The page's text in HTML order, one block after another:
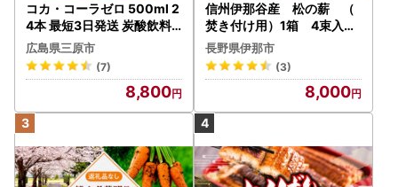
コカ・コーラゼロ 500ml 2
4本 最短3日発送 炭酸飲料
ペットボトル 糖質ゼロ コー
ク コーラ 飲料 ソフトドリ
ンク 広島県 三原市 014070
広島県三原市
(7)
8,800
信州伊那谷産 松の薪 （
焚き付け用）1箱 4束入り
２５ｋｇ相当｜薪 25kg
松の薪 長野県 伊那市 キャ
ンプ BBQ アウトドア【008
長野県伊那市
(3)
8,000